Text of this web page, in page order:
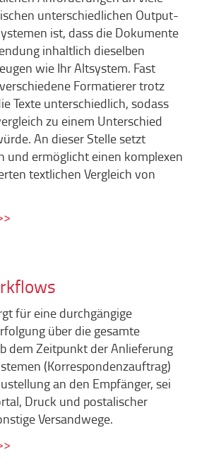
unterschiedlichen Output-
ist, dass die Dokumente
inhaltlich dieselben
wie Ihr Altsystem. Fast
Formatierer trotz
Texte unterschiedlich, sodass
zu einem Unterschied
An dieser Stelle setzt
und ermöglicht einen komplexen
textlichen Vergleich von
für eine durchgängige
über die gesamte
dem Zeitpunkt der Anlieferung
(Korrespondenzauftrag)
an den Empfänger, sei
Druck und postalischer
Versandwege.